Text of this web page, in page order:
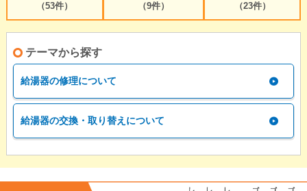
（53件）
（9件）
（23件）
テーマから探す
給湯器の修理について
給湯器の交換・取り替えについて